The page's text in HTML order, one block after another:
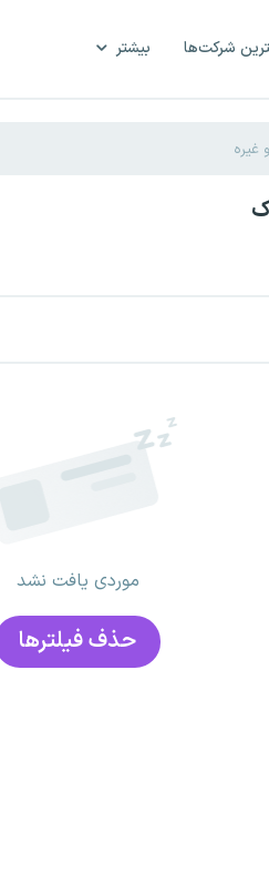
شرکت‌ها بیشتر
موردی یافت نشد
حذف فیلتر‌ها